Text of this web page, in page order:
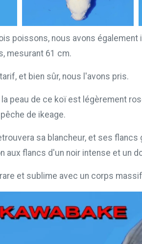
poissons, nous avons
mesurant 61 cm.
et bien sûr, nous l'avons pris.
peau de ce koï est légèrement
de ikeage.
sa blancheur, et ses
aux flancs d'un noir intense et un
et sublime avec un corps